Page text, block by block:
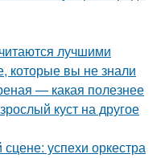
лучшими
которые вы не знали
— какая полезнее
куст на другое
успехи оркестра